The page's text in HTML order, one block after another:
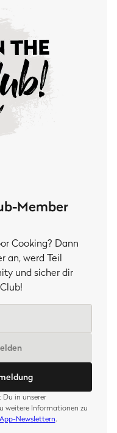
Member
Cooking? Dann
an, werd Teil
und sicher dir
in unserer
weitere Informationen zu
Newslettern.